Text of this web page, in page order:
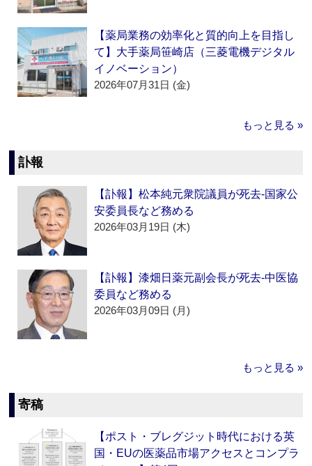
【薬局業務の効率化と質的向上を目指し
て】大手薬局笹崎店（三菱電機デジタル
イノベーション）
2026年07月31日 (金)
もっと見る »
訃報
【訃報】松本純元衆院議員が死去‐国家公
安委員長など務める
2026年03月19日 (木)
【訃報】漆畑日薬元副会長が死去‐中医協
委員など務める
2026年03月09日 (月)
もっと見る »
寄稿
【ポスト・ブレグジット時代における英
国・EUの医薬品市場アクセスとコンプラ